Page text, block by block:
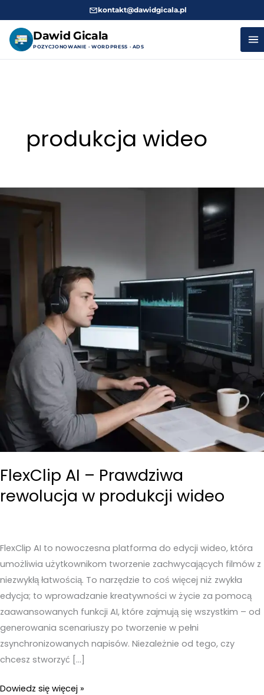
kontakt@dawidgicala.pl
Dawid Gicala
POZYCJONOWANIE · WORDPRESS · ADS
produkcja wideo
FlexClip AI – Prawdziwa
rewolucja w produkcji wideo
FlexClip AI to nowoczesna platforma do edycji wideo, która
umożliwia użytkownikom tworzenie zachwycających filmów z
niezwykłą łatwością. To narzędzie to coś więcej niż zwykła
edycja; to wprowadzanie kreatywności w życie za pomocą
zaawansowanych funkcji AI, które zajmują się wszystkim – od
generowania scenariuszy po tworzenie w pełni
zsynchronizowanych napisów. Niezależnie od tego, czy
chcesz stworzyć […]
FlexClip
Dowiedz się więcej »